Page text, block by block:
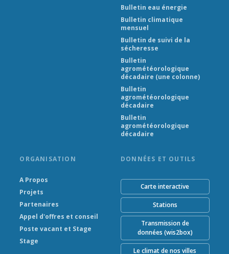
Bulletin eau énergie
Bulletin climatique
mensuel
Bulletin de suivi de la
sécheresse
Bulletin
agrométéorologique
décadaire (une colonne)
Bulletin
agrométéorologique
décadaire
Bulletin
agrométéorologique
décadaire
ORGANISATION
A Propos
Projets
Partenaires
Appel d'offres et conseil
Poste vacant et Stage
Stage
DONNÉES ET OUTILS
Carte interactive
Stations
Transmission de
données (wis2box)
Le climat de nos villes